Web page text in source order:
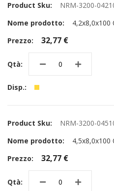
NRM-3200-
4,2x8,0x100
32,77 €
NRM-3200-
4,5x8,0x100
32,77 €